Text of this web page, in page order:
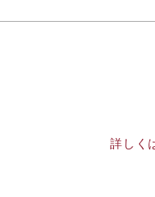
詳しく